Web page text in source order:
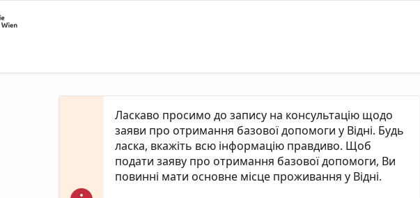
Ласкаво просимо до запису на консультацію щодо
заяви про отримання базової допомоги у Відні. Будь
ласка, вкажіть всю інформацію правдиво. Щоб
подати заяву про отримання базової допомоги, Ви
повинні мати основне місце проживання у Відні.